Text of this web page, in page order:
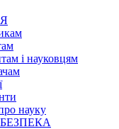
і науковцям
науку